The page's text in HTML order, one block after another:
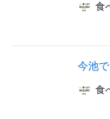
食
今池
食